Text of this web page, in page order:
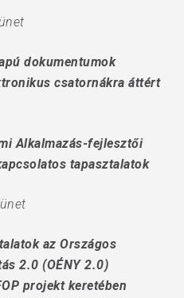
dokumentumok
csatornákra áttért
Alkalmazás-fejlesztői
tapasztalatok
az Országos
2.0 (OÉNY 2.0)
projekt keretében